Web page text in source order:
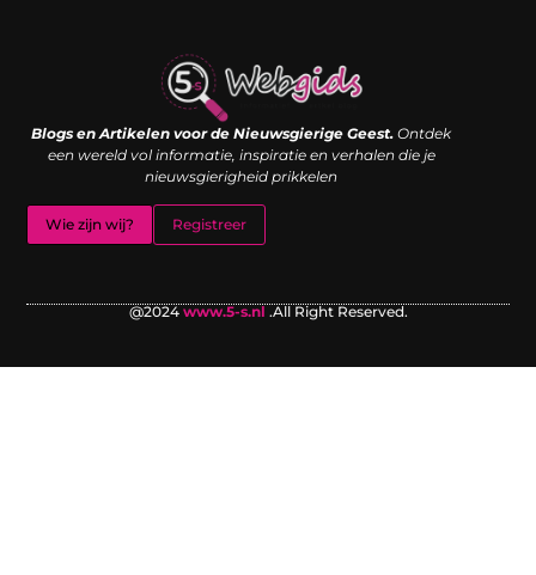
Blogs en Artikelen voor de Nieuwsgierige Geest. Ontdek
een wereld vol informatie, inspiratie en verhalen die je
nieuwsgierigheid prikkelen
Wie zijn wij? Registreer
@2024www.5-s.nl .All Right Reserved.